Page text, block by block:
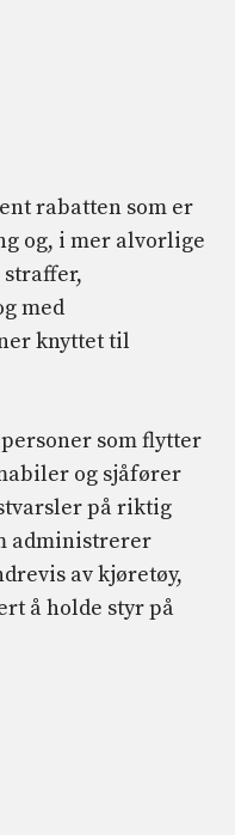
rabatten som er
og, i mer alvorlige
med
knyttet til
som flytter
og sjåfører
på riktig
administrerer
av kjøretøy,
å holde styr på